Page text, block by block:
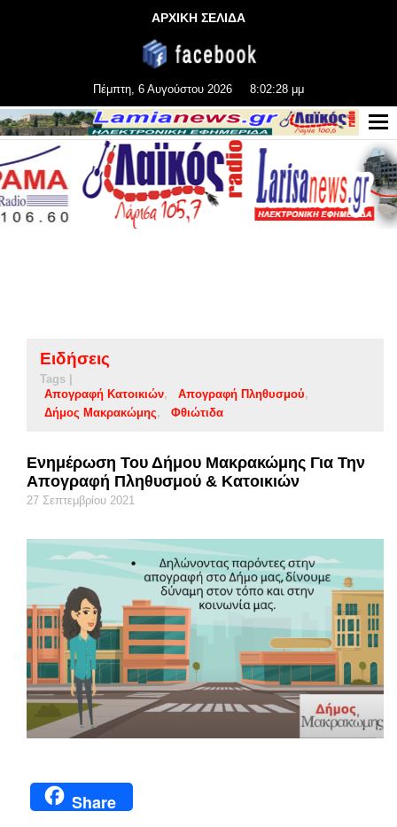
ΑΡΧΙΚΗ ΣΕΛΙΔΑ
Πέμπτη, 6 Αυγούστου 2026 8:02:29 μμ
Ειδήσεις
Tags |
Απογραφή Κατοικιών
Απογραφή Πληθυσμού
Δήμος Μακρακώμης
Φθιώτιδα
Ενημέρωση Του Δήμου Μακρακώμης Για Την
Απογραφή Πληθυσμού & Κατοικιών
27 Σεπτεμβρίου 2021
Share